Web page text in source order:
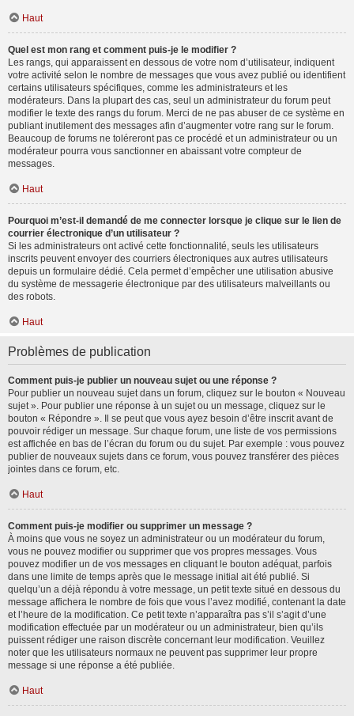
Haut
Quel est mon rang et comment puis-je le modifier ?
Les rangs, qui apparaissent en dessous de votre nom d’utilisateur, indiquent
votre activité selon le nombre de messages que vous avez publié ou identifient
certains utilisateurs spécifiques, comme les administrateurs et les
modérateurs. Dans la plupart des cas, seul un administrateur du forum peut
modifier le texte des rangs du forum. Merci de ne pas abuser de ce système en
publiant inutilement des messages afin d’augmenter votre rang sur le forum.
Beaucoup de forums ne toléreront pas ce procédé et un administrateur ou un
modérateur pourra vous sanctionner en abaissant votre compteur de
messages.
Haut
Pourquoi m’est-il demandé de me connecter lorsque je clique sur le lien de
courrier électronique d’un utilisateur ?
Si les administrateurs ont activé cette fonctionnalité, seuls les utilisateurs
inscrits peuvent envoyer des courriers électroniques aux autres utilisateurs
depuis un formulaire dédié. Cela permet d’empêcher une utilisation abusive
du système de messagerie électronique par des utilisateurs malveillants ou
des robots.
Haut
Problèmes de publication
Comment puis-je publier un nouveau sujet ou une réponse ?
Pour publier un nouveau sujet dans un forum, cliquez sur le bouton « Nouveau
sujet ». Pour publier une réponse à un sujet ou un message, cliquez sur le
bouton « Répondre ». Il se peut que vous ayez besoin d’être inscrit avant de
pouvoir rédiger un message. Sur chaque forum, une liste de vos permissions
est affichée en bas de l’écran du forum ou du sujet. Par exemple : vous pouvez
publier de nouveaux sujets dans ce forum, vous pouvez transférer des pièces
jointes dans ce forum, etc.
Haut
Comment puis-je modifier ou supprimer un message ?
À moins que vous ne soyez un administrateur ou un modérateur du forum,
vous ne pouvez modifier ou supprimer que vos propres messages. Vous
pouvez modifier un de vos messages en cliquant le bouton adéquat, parfois
dans une limite de temps après que le message initial ait été publié. Si
quelqu’un a déjà répondu à votre message, un petit texte situé en dessous du
message affichera le nombre de fois que vous l’avez modifié, contenant la date
et l’heure de la modification. Ce petit texte n’apparaîtra pas s’il s’agit d’une
modification effectuée par un modérateur ou un administrateur, bien qu’ils
puissent rédiger une raison discrète concernant leur modification. Veuillez
noter que les utilisateurs normaux ne peuvent pas supprimer leur propre
message si une réponse a été publiée.
Haut